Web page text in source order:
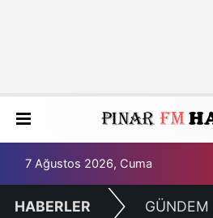
7 Ağustos 2026, Cuma
HABERLER GÜNDEM